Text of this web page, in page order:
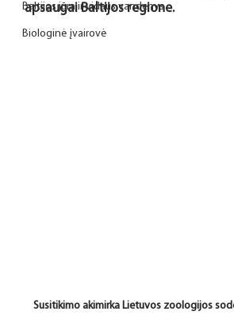
Baltijos jūra ir vidaus vandenys
Biologinė įvairovė
apsaugai Baltijos regione.
Susitikimo akimirka Lietuvos zoologijos